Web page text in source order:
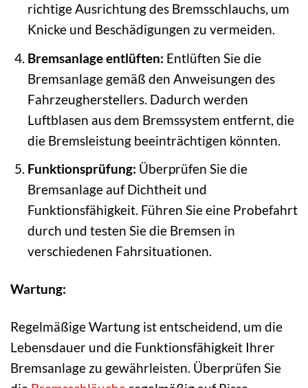
richtige Ausrichtung des Bremsschlauchs, um
Knicke und Beschädigungen zu vermeiden.
Bremsanlage entlüften: Entlüften Sie die
Bremsanlage gemäß den Anweisungen des
Fahrzeugherstellers. Dadurch werden
Luftblasen aus dem Bremssystem entfernt, die
die Bremsleistung beeinträchtigen könnten.
Funktionsprüfung: Überprüfen Sie die
Bremsanlage auf Dichtheit und
Funktionsfähigkeit. Führen Sie eine Probefahrt
durch und testen Sie die Bremsen in
verschiedenen Fahrsituationen.
Wartung:
Regelmäßige Wartung ist entscheidend, um die
Lebensdauer und die Funktionsfähigkeit Ihrer
Bremsanlage zu gewährleisten. Überprüfen Sie